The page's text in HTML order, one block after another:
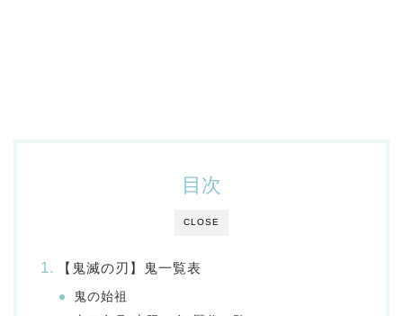
CLOSE
目次
【鬼滅の刃】鬼一覧表
鬼の始祖